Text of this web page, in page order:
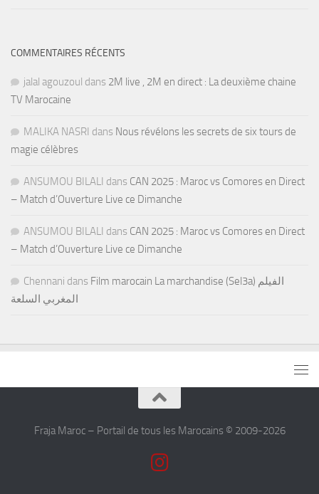
COMMENTAIRES RÉCENTS
jalal agouzoul dans 2M live , 2M en direct : La deuxième chaine
TV Marocaine
MALIKA NASRI dans Nous révélons les secrets de six tours de
magie célèbres
ANSUMOU BILALI dans CAN 2025 : Maroc vs Comores en Direct
– Match d’Ouverture Live ce Dimanche
ANSUMOU BILALI dans CAN 2025 : Maroc vs Comores en Direct
– Match d’Ouverture Live ce Dimanche
Chennani dans Film marocain La marchandise (Sel3a) الفيلم
المغربي السلعة
Fraja Maroc – Portail de tous les Marocains © 2009-2026